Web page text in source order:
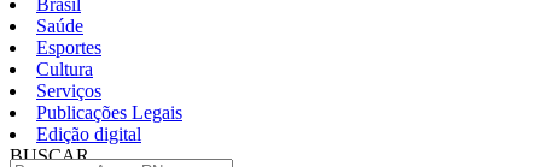
Brasil
Saúde
Esportes
Cultura
Serviços
Publicações Legais
Edição digital
BUSCAR